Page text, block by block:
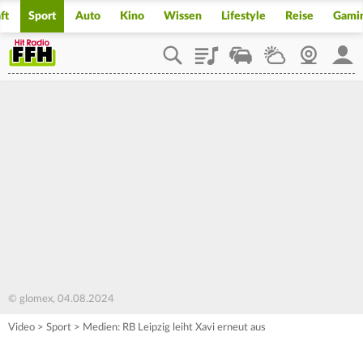
Sport Auto Kino Wissen Lifestyle Reise
PlaylistStaupilotWetterWebcam
© glomex, 04.08.2024
Video > Sport > Medien: RB Leipzig leiht Xavi erneut aus